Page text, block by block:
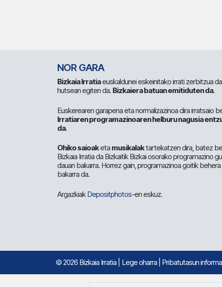
NOR GARA
Bizkaia Irratiaeuskaldunei eskeinitako irrati zerbitzua
hutsean egiten da. Bizkaiera batuan emitiduten da.
Euskerearen garapena eta normalizazinoa dira irratsaio
Irratiaren programazinoaren helburu nagusia
da.
Ohiko saioaketa musikalaktartekatzen dira, batez
Bizkaia Irratia da Bizkaitik Bizkai osorako programazino
dauan bakarra. Horrez gain, programazinoa goitik
bakarra da.
ArgazkiakDepositphotos-en eskuz.
© 2026 Bizkaia Irratia Lege oharra Pribatutasun